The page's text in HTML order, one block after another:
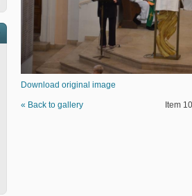
Download original image
« Back to gallery Item